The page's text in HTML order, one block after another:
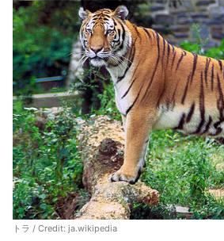
トラ / Credit: ja.wikipedia